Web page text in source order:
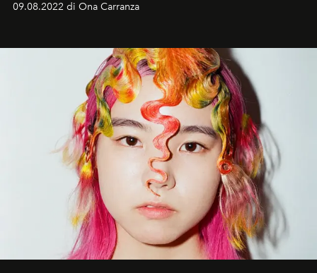
09.08.2022 di Ona Carranza